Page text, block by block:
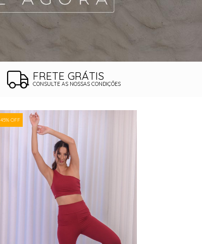
FRETE GRÁTIS
CONSULTE AS NOSSAS CONDIÇÕES
45% OFF